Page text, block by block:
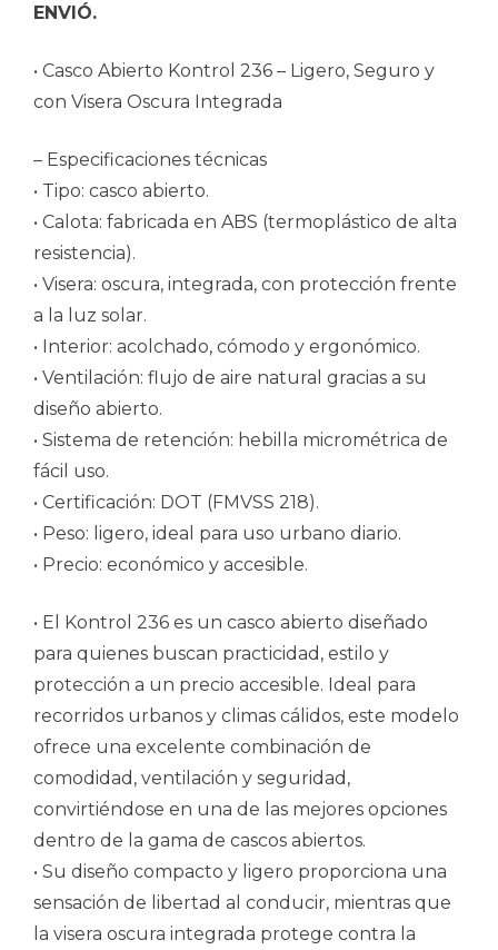
ENVIÓ.
• Casco Abierto Kontrol 236 – Ligero, Seguro y
con Visera Oscura Integrada
– Especificaciones técnicas
• Tipo: casco abierto.
• Calota: fabricada en ABS (termoplástico de alta
resistencia).
• Visera: oscura, integrada, con protección frente
a la luz solar.
• Interior: acolchado, cómodo y ergonómico.
• Ventilación: flujo de aire natural gracias a su
diseño abierto.
• Sistema de retención: hebilla micrométrica de
fácil uso.
• Certificación: DOT (FMVSS 218).
• Peso: ligero, ideal para uso urbano diario.
• Precio: económico y accesible.
• El Kontrol 236 es un casco abierto diseñado
para quienes buscan practicidad, estilo y
protección a un precio accesible. Ideal para
recorridos urbanos y climas cálidos, este modelo
ofrece una excelente combinación de
comodidad, ventilación y seguridad,
convirtiéndose en una de las mejores opciones
dentro de la gama de cascos abiertos.
• Su diseño compacto y ligero proporciona una
sensación de libertad al conducir, mientras que
la visera oscura integrada protege contra la